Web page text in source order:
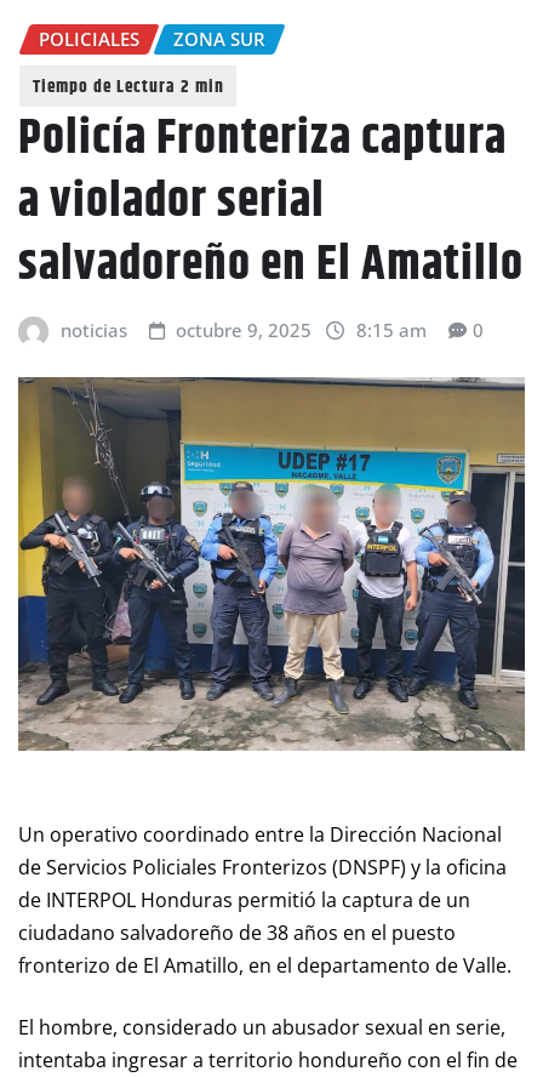
POLICIALES ZONA SUR
Policía Fronteriza captura
a violador serial
salvadoreño en El Amatillo
noticias octubre 9, 2025 8:15 am 0
Un operativo coordinado entre la Dirección Nacional
de Servicios Policiales Fronterizos (DNSPF) y la oficina
de INTERPOL Honduras permitió la captura de un
ciudadano salvadoreño de 38 años en el puesto
fronterizo de El Amatillo, en el departamento de Valle.
El hombre, considerado un abusador sexual en serie,
intentaba ingresar a territorio hondureño con el fin de